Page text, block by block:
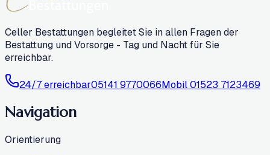
Celler Bestattungen begleitet Sie in allen Fragen der
Bestattung und Vorsorge - Tag und Nacht für Sie
erreichbar.
24/7 erreichbar05141 9770066Mobil01523 7123469
Navigation
Orientierung